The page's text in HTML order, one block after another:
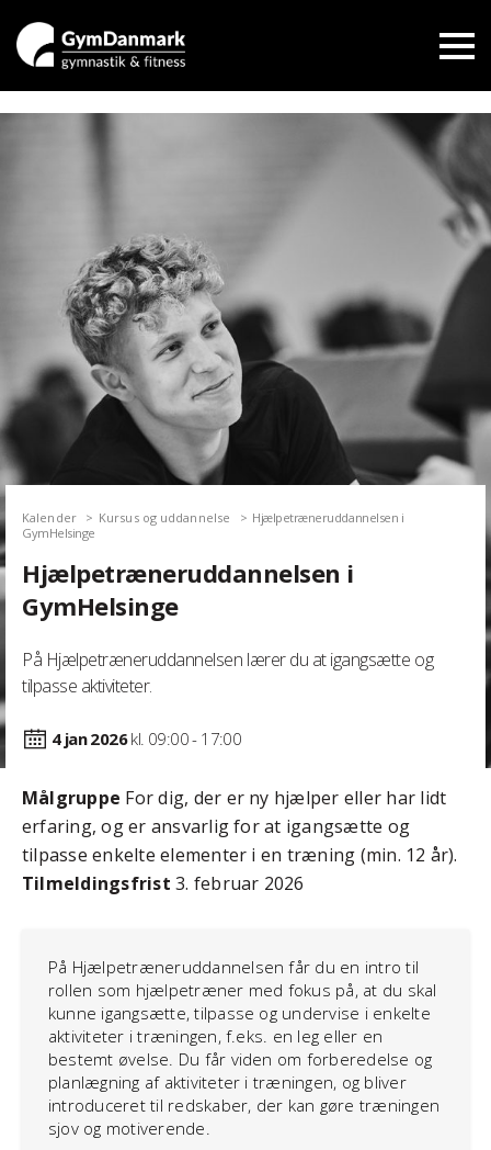
Kalender Kursus og uddannelse
Hjælpetræneruddannelsen i
GymHelsinge
Hjælpetræneruddannelsen i
GymHelsinge
På Hjælpetræneruddannelsen lærer du at igangsætte og
tilpasse aktiviteter.
4 jan2026kl. 09:00 - 17:00
Målgruppe For dig, der er ny hjælper eller har lidt
erfaring, og er ansvarlig for at igangsætte og
tilpasse enkelte elementer i en træning (min. 12 år).
Tilmeldingsfrist 3. februar 2026
På Hjælpetræneruddannelsen får du en intro til
rollen som hjælpetræner med fokus på, at du skal
kunne igangsætte, tilpasse og undervise i enkelte
aktiviteter i træningen, f.eks. en leg eller en
bestemt øvelse. Du får viden om forberedelse og
planlægning af aktiviteter i træningen, og bliver
introduceret til redskaber, der kan gøre træningen
sjov og motiverende.